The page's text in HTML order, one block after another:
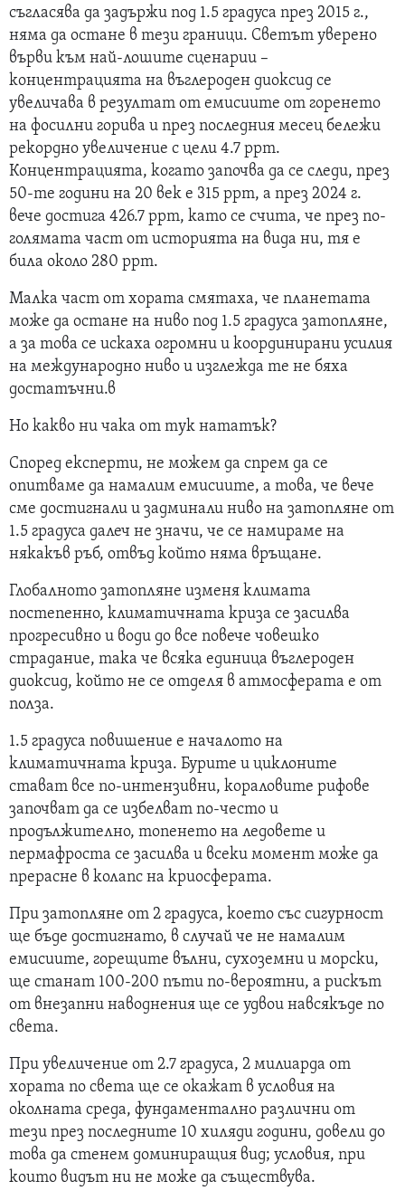
съгласява да задържи под 1.5 градуса през 2015 г.,
няма да остане в тези граници. Светът уверено
върви към най-лошите сценарии –
концентрацията на въглероден диоксид се
увеличава в резултат от емисиите от горенето
на фосилни горива и през последния месец бележи
рекордно увеличение с цели 4.7 ppm.
Концентрацията, когато започва да се следи, през
50-те години на 20 век е 315 ppm, а през 2024 г.
вече достига 426.7 ppm, като се счита, че през по-
голямата част от историята на вида ни, тя е
била около 280 ppm.
Малка част от хората смятаха, че планетата
може да остане на ниво под 1.5 градуса затопляне,
а за това се искаха огромни и координирани усилия
на международно ниво и изглежда те не бяха
достатъчни.в
Но какво ни чака от тук нататък?
Според експерти, не можем да спрем да се
опитваме да намалим емисиите, а това, че вече
сме достигнали и задминали ниво на затопляне от
1.5 градуса далеч не значи, че се намираме на
някакъв ръб, отвъд който няма връщане.
Глобалното затопляне изменя климата
постепенно, климатичната криза се засилва
прогресивно и води до все повече човешко
страдание, така че всяка единица въглероден
диоксид, който не се отделя в атмосферата е от
полза.
1.5 градуса повишение е началото на
климатичната криза. Бурите и циклоните
стават все по-интензивни, кораловите рифове
започват да се избелват по-често и
продължително, топенето на ледовете и
пермафроста се засилва и всеки момент може да
прерасне в колапс на криосферата.
При затопляне от 2 градуса, което със сигурност
ще бъде достигнато, в случай че не намалим
емисиите, горещите вълни, сухоземни и морски,
ще станат 100-200 пъти по-вероятни, а рискът
от внезапни наводнения ще се удвои навсякъде по
света.
При увеличение от 2.7 градуса, 2 милиарда от
хората по света ще се окажат в условия на
околната среда, фундаментално различни от
тези през последните 10 хиляди години, довели до
това да стенем доминиращия вид; условия, при
които видът ни не може да съществува.